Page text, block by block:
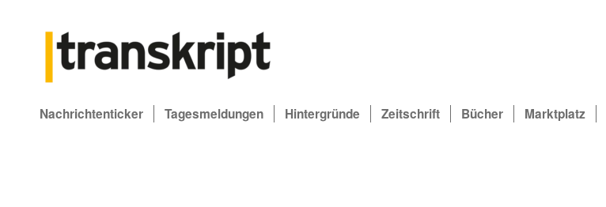
Nachrichtenticker Tagesmeldungen Hintergründe Zeitschrift Bücher Marktplatz